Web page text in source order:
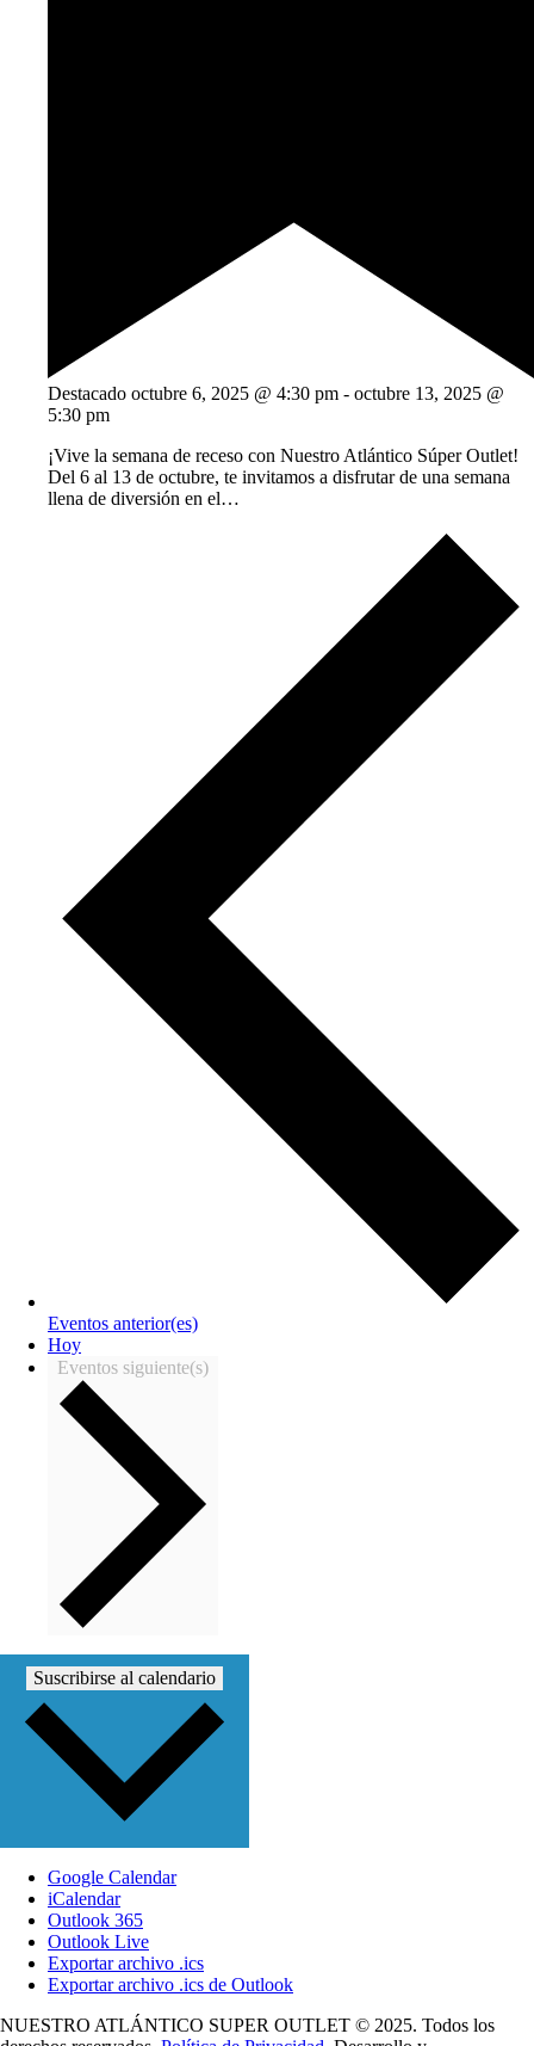
Destacado octubre 6, 2025 @ 4:30 pm - octubre 13, 2025 @
5:30 pm
¡Vive la semana de receso con Nuestro Atlántico Súper Outlet!
Del 6 al 13 de octubre, te invitamos a disfrutar de una semana
llena de diversión en el…
Eventos anterior(es)
Hoy
Eventos siguiente(s)
Suscribirse al calendario
Google Calendar
iCalendar
Outlook 365
Outlook Live
Exportar archivo .ics
Exportar archivo .ics de Outlook
NUESTRO ATLÁNTICO SUPER OUTLET © 2025. Todos los